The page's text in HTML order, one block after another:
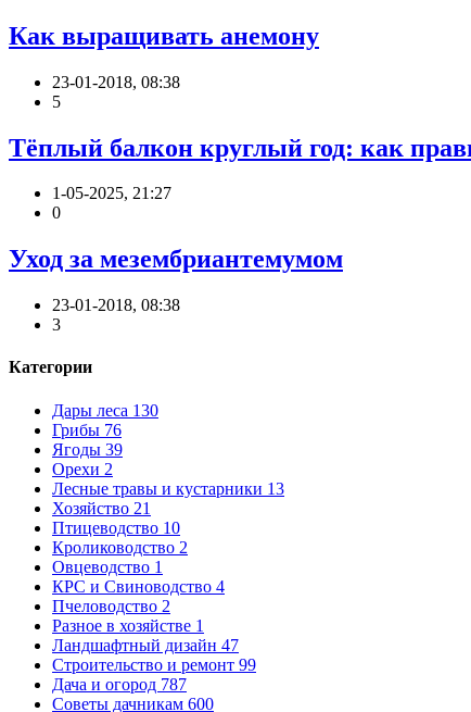
Как выращивать анемону
23-01-2018, 08:38
5
Тёплый балкон круглый год: как
1-05-2025, 21:27
0
Уход за мезембриантемумом
23-01-2018, 08:38
3
Категории
Дары леса 130
Грибы 76
Ягоды 39
Орехи 2
Лесные травы и кустарники 13
Хозяйство 21
Птицеводство 10
Кролиководство 2
Овцеводство 1
КРС и Свиноводство 4
Пчеловодство 2
Разное в хозяйстве 1
Ландшафтный дизайн 47
Строительство и ремонт 99
Дача и огород 787
Советы дачникам 600